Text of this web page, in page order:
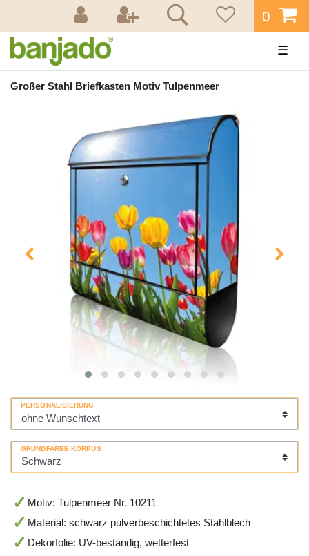
0
☰
Großer Stahl Briefkasten Motiv Tulpenmeer
PERSONALISIERUNG
GRUNDFARBE KORPUS
Motiv: Tulpenmeer Nr. 10211
Material: schwarz pulverbeschichtetes Stahlblech
Dekorfolie: UV-beständig, wetterfest